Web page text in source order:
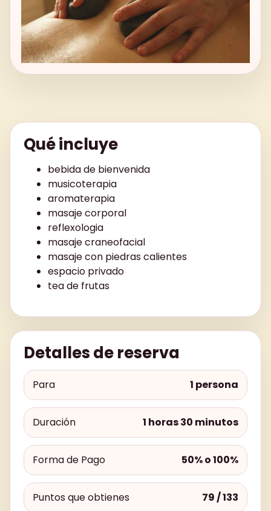
Qué incluye
bebida de bienvenida
musicoterapia
aromaterapia
masaje corporal
reflexologia
masaje craneofacial
masaje con piedras calientes
espacio privado
tea de frutas
Detalles de reserva
Para 1 persona
Duración 1 horas 30 minutos
Forma de Pago 50% o 100%
Puntos que obtienes 79 / 133